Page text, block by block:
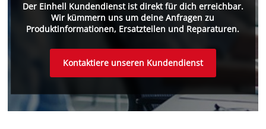
Der Einhell Kundendienst ist direkt für dich erreichbar.
Wir kümmern uns um deine Anfragen zu
Produktinformationen, Ersatzteilen und Reparaturen.
Kontaktiere unseren Kundendienst